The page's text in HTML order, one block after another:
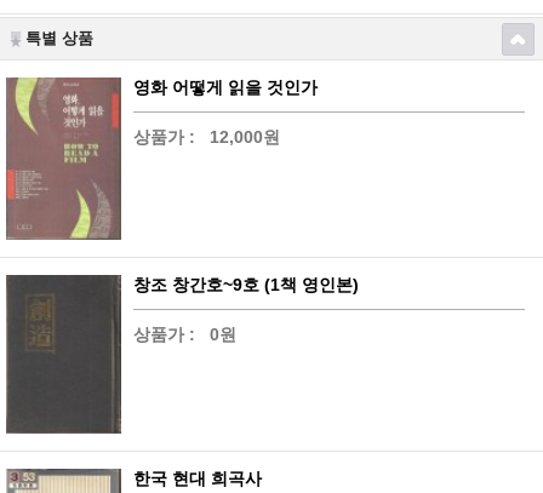
특별 상품
영화 어떻게 읽을 것인가
상품가 : 12,000원
창조 창간호~9호 (1책 영인본)
상품가 : 0원
한국 현대 희곡사